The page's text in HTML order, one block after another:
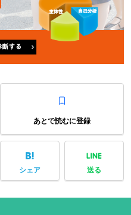
あとで読むに登録
シェア 送る